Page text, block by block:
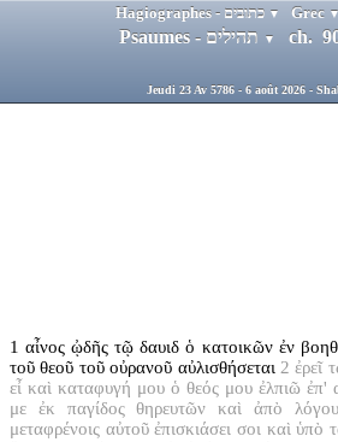
Hagiographes - כתובים ▼ Grec ▼
▼ ch.
Jeudi 23 Av 5786 - 6 août 2026 -
1 αἶνος ᾠδῆς τῷ δαυιδ ὁ κατοικῶν ἐν
τοῦ θεοῦ τοῦ οὐρανοῦ αὐλισθήσεται 2 ἐρεῖ
εἶ καὶ καταφυγή μου ὁ θεός μου ἐλπιῶ ἐπ'
με ἐκ παγίδος θηρευτῶν καὶ ἀπὸ
μεταφρένοις αὐτοῦ ἐπισκιάσει σοι καὶ ὑπὸ